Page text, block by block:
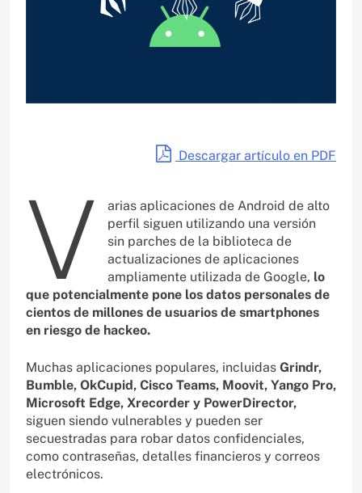
Descargar artículo en PDF
V
arias aplicaciones de Android de alto
perfil siguen utilizando una versión
sin parches de la biblioteca de
actualizaciones de aplicaciones
ampliamente utilizada de Google, lo
que potencialmente pone los datos personales de
cientos de millones de usuarios de smartphones
en riesgo de hackeo.
Muchas aplicaciones populares, incluidas Grindr,
Bumble, OkCupid, Cisco Teams, Moovit, Yango Pro,
Microsoft Edge, Xrecorder y PowerDirector,
siguen siendo vulnerables y pueden ser
secuestradas para robar datos confidenciales,
como contraseñas, detalles financieros y correos
electrónicos.